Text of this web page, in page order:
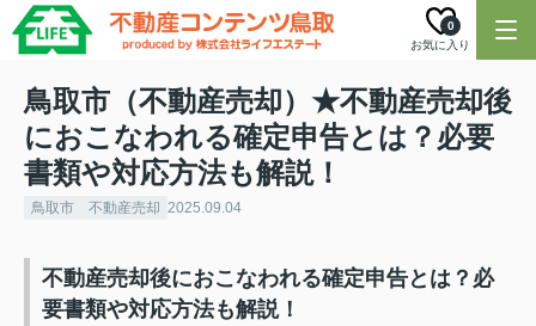
お気に入り
0
鳥取市（不動産売却）★不動産売却後
におこなわれる確定申告とは？必要
書類や対応方法も解説！
鳥取市 不動産売却 2025.09.04
不動産売却後におこなわれる確定申告とは？必
要書類や対応方法も解説！